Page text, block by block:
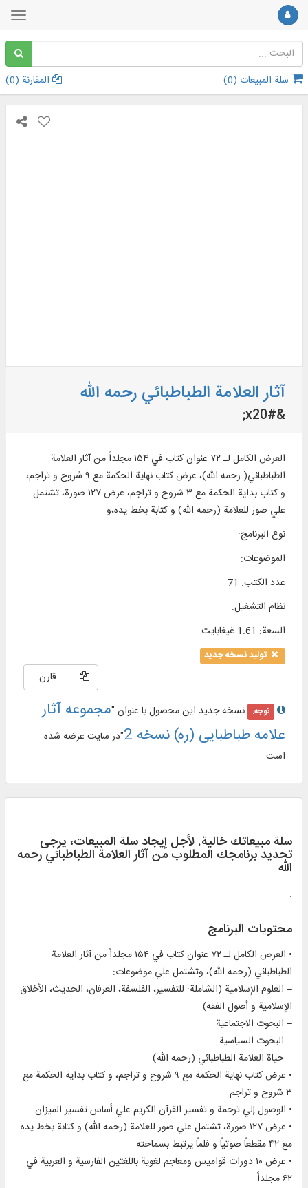
سلة المبيعات (0
) المقارنة (0
)
آثار العلامة الطباطبائي رحمه الله
&#x20;
العرض الكامل لـ ۷۲ عنوان كتاب في ۱۵۴ مجلداً من آثار العلامة
الطباطبائي( رحمه الله)، عرض كتاب نهاية الحكمة مع ۹ شروح و تراجم،
و كتاب بداية الحكمة مع ۳ شروح و تراجم، عرض ۱۲۷ صورة، تشتمل
علي صور للعلامة (رحمه الله) و كتابة بخط يده،و...
نوع البرنامج:
الموضوعات:
عدد الكتب:
71
نظام التشغیل:
السعة: 1.61 غيغابايت
تولید نسخه جدید
قارن
توجه: نسخه جدید این محصول با عنوان "مجموعه آثار
علامه طباطبایی (ره) نسخه 2
"در سایت عرضه شده
است.
سلة مبيعاتك خالية. لأجل إيجاد سلة المبيعات، يرجی
تحديد برنامجك المطلوب من آثار العلامة الطباطبائي رحمه
الله
.
محتويات البرنامج
• العرض الكامل لـ ۷۲ عنوان كتاب في ۱۵۴ مجلداً من آثار العلامة
الطباطبائي (رحمه الله)، وتشتمل علي موضوعات:
– العلوم الإسلامية (الشاملة: للتفسير، الفلسفة، العرفان، الحديث، الأخلاق
الإسلامية و أصول الفقه)
– البحوث الاجتماعية
– البحوث السياسية
– حياة العلامة الطباطبائي (رحمه الله)
• عرض كتاب نهاية الحكمة مع ۹ شروح و تراجم، و كتاب بداية الحكمة مع
۳ شروح و تراجم
• الوصول إلي ترجمة و تفسير القرآن الكريم علي أساس تفسير الميزان
• عرض ۱۲۷ صورة، تشتمل علي صور للعلامة (رحمه الله) و كتابة بخط يده
مع ۴۲ مقطعاً صوتياً و فلماً يرتبط بسماحته
• عرض ۱۰ دورات قواميس ومعاجم لغوية باللغتين الفارسية و العربية في
۶۲ مجلداً